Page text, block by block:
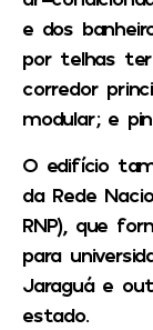
e dos
por telhas
corredor
modular; e
O edifício
da Rede
RNP), que
para
Jaraguá e
estado.